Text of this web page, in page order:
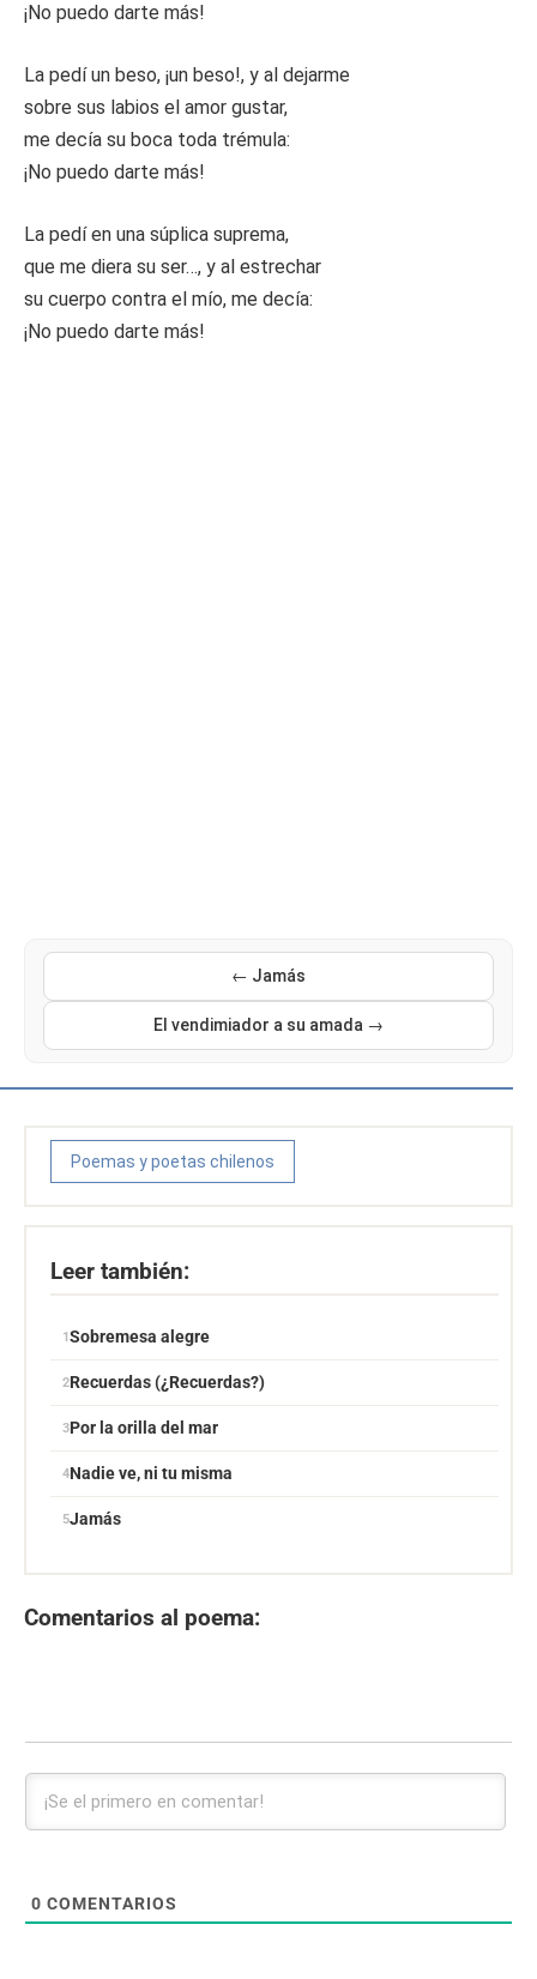
¡No puedo darte más!
La pedí un beso, ¡un beso!, y al dejarme
sobre sus labios el amor gustar,
me decía su boca toda trémula:
¡No puedo darte más!
La pedí en una súplica suprema,
que me diera su ser…, y al estrechar
su cuerpo contra el mío, me decía:
¡No puedo darte más!
← Jamás
El vendimiador a su amada →
Poemas y poetas chilenos
Leer también:
Sobremesa alegre
Recuerdas (¿Recuerdas?)
Por la orilla del mar
Nadie ve, ni tu misma
Jamás
Comentarios al poema:
0 COMENTARIOS